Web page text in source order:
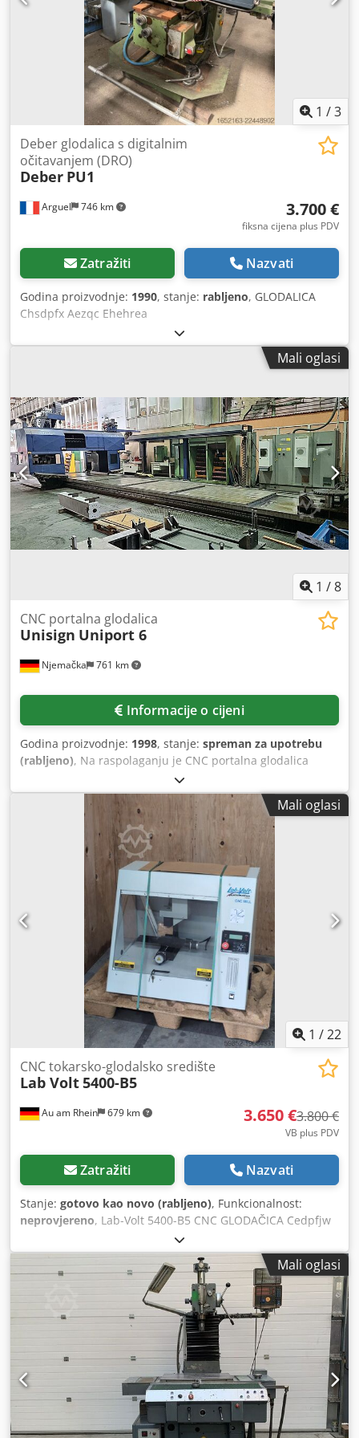
mjesta. Cedpozqu E Hjfx Ahrsha
1 /3
Arguel 746 km
Deber glodalica s digitalnim
očitavanjem (DRO)
Deber PU1
3.700 €
fiksna cijena plus PDV
Zatražiti Nazvati
Godina proizvodnje: 1990, stanje: rabljeno, GLODALICA
Chsdpfx Aezqc Ehehrea
Mali oglasi
1 /8
Njemačka 761 km
CNC portalna glodalica
Unisign Uniport 6
Informacije o cijeni
Godina proizvodnje: 1998, stanje: spreman za upotrebu
(rabljeno), Na raspolaganju je CNC portalna glodalica
velikog formata s 5 osi, model Unisign. Visina prolaza
portala: 1200 mm, broj mjesta za alate: 35/53, prihvat
alata: SK50, hod osi X/Y/Z: 10000 mm/2000 mm/800 mm,
dimenzije stola X/Y: 11750 mm/1670 mm, maks.
opterećenje stola: 2500 kp/m², maks. razmak između
vretena stola: 1200 mm, snaga glavnog vretena: 26 kW,
brzina: 6000 o/min, pomak: 24 m/min, brzina za brzo
pomicanje: 24 m/min. Dimenzije stroja X/Y/Z: cca. 14000
mm/5800 mm/4000 mm, težina: cca. 45 t, upravljanje:
Siemens Sinumerik 840C. Uključuje automatsko
priključivanje i odspajanje glave za kutno glodanje, sustav
za orijentaciju vretena, sinkronizirano rezanje navoja,
sustav unutarnjeg hlađenja (IKZ), sustav mjernog senzora
za radni komad i rad s dvjema radnim stanicama.
Dokumentacija je dostupna. Moguća je inspekcija na licu
mjesta. Chedpfx Aozpyw Eshrsa
Mali oglasi
1 /22
Au am Rhein 679 km
CNC tokarsko-glodalsko središte
Lab Volt5400-B5
3.650 €3.800 €
VB plus PDV
Zatražiti Nazvati
Stanje: gotovo kao novo (rabljeno), Funkcionalnost:
neprovjereno, Lab-Volt 5400-B5 CNC GLODAČICA Cedpfjw
E A Unjx Ahrjha - Pribor prema slikama
Mali oglasi